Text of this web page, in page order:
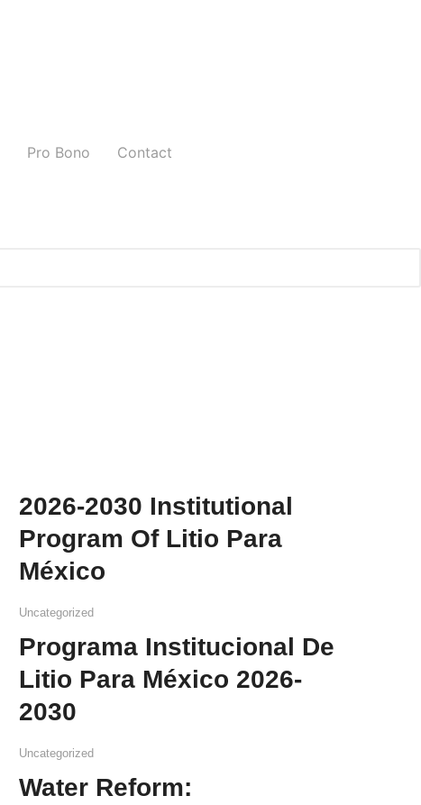
Pro Bono Contact
2026-2030 Institutional
Program Of Litio Para
México
Uncategorized
Programa Institucional De
Litio Para México 2026-
2030
Uncategorized
Water Reform: